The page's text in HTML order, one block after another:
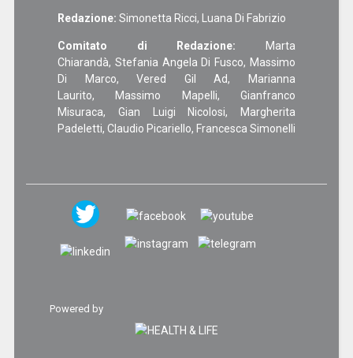
Redazione: Simonetta Ricci, Luana Di Fabrizio
Comitato di Redazione: Marta
Chiarandà, Stefania Angela Di Fusco, Massimo
Di Marco, Vered Gil Ad, Marianna
Laurito, Massimo Mapelli, Gianfranco
Misuraca, Gian Luigi Nicolosi, Margherita
Padeletti, Claudio Picariello, Francesca Simonelli
Powered by